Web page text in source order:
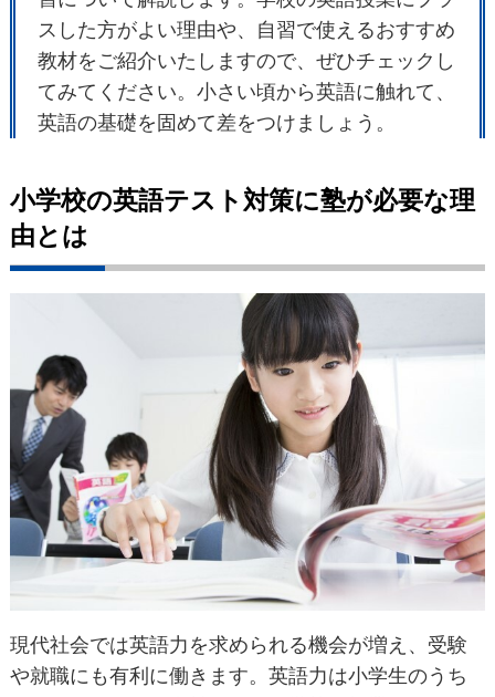
スした方がよい理由や、自習で使えるおすすめ
教材をご紹介いたしますので、ぜひチェックし
てみてください。小さい頃から英語に触れて、
英語の基礎を固めて差をつけましょう。
小学校の英語テスト対策に塾が必要な理
由とは
現代社会では英語力を求められる機会が増え、受験
や就職にも有利に働きます。英語力は小学生のうち